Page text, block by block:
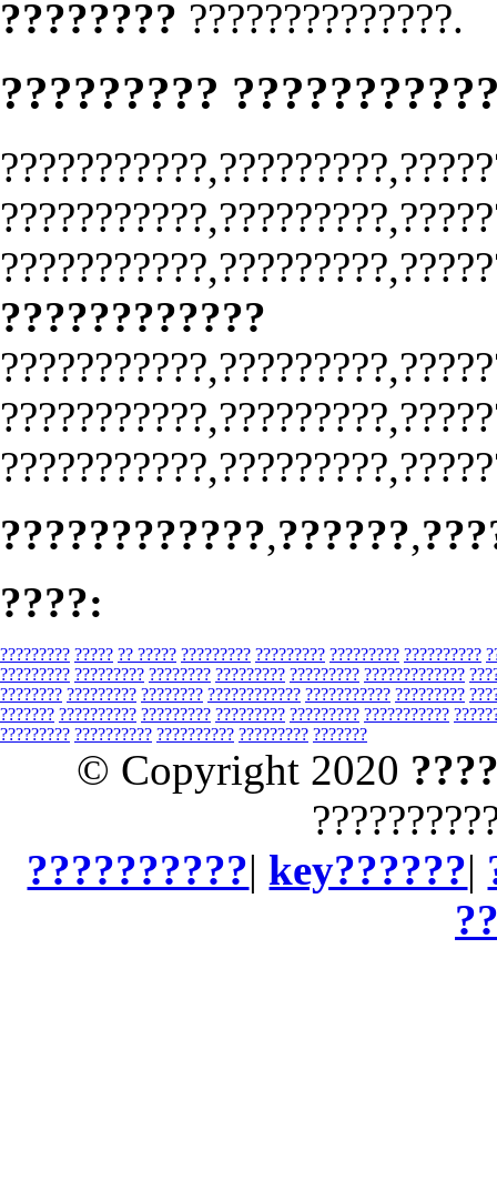
???????? ??????????????.
?????????
????????????
????????????,??????,
????:
????????? ????? ?? ????? ????????? ????????? ????????? ??????????
????????? ????????? ???????? ????????? ????????? ?????????????
???????? ????????? ???????? ???????????? ??????????? ?????????
??????? ?????????? ????????? ????????? ????????? ???????????
????????? ?????????? ?????????? ????????? ???????
© Copyright 2020
??????????| key??????|